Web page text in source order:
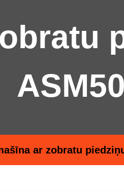
ASM50
ar zobratu